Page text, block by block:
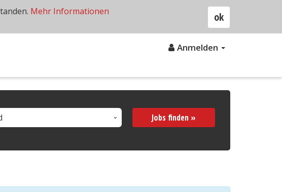
Anmelden
Jobs finden »
ok
Mehr Informationen